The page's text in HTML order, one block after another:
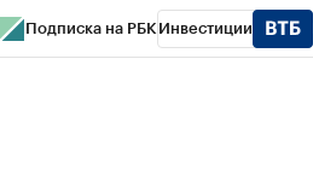
Подписка на РБК Инвестиции